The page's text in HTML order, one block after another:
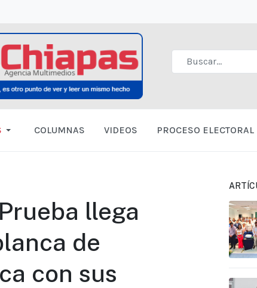
COLUMNAS VIDEOS PROCESO ELECTORAL
llega
de
con sus